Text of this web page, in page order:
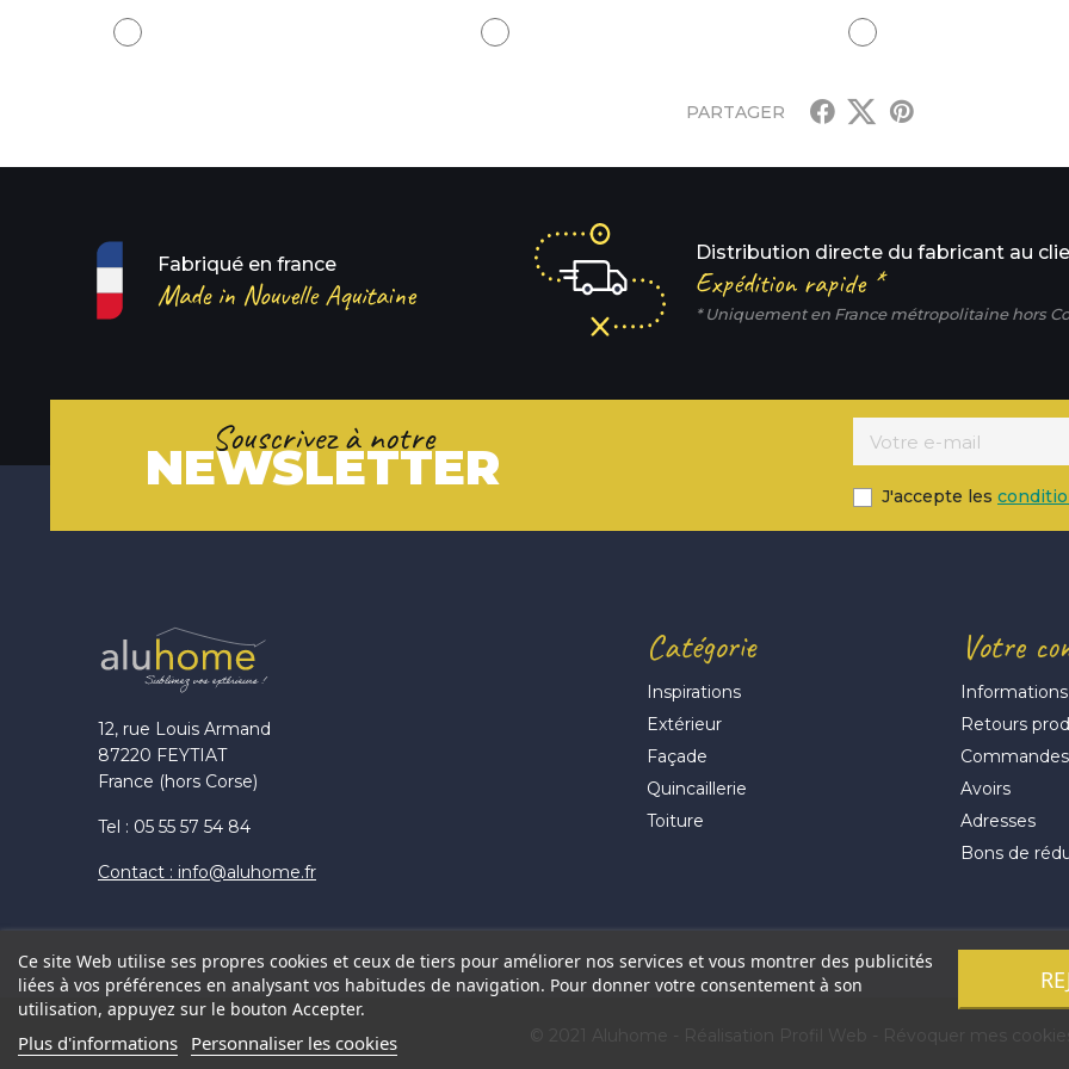
Blanc pur - RAL 9010 Blanc pur - RAL 9010 Blanc pur - RAL 9010
PARTAGER
Fabriqué en france
Made in Nouvelle Aquitaine
Distribution directe du fabricant au
Expédition rapide *
* Uniquement en France métropolitaine hors
Souscrivez à notre
NEWSLETTER
J'accepte les
12, rue Louis Armand
87220 FEYTIAT
France (hors Corse)
Tel : 05 55 57 54 84
Contact : info@aluhome.fr
Votre
Retours
Commandes
Avoirs
Adresses
Bons de
Catégorie
Inspirations
Extérieur
Façade
Quincaillerie
Toiture
Ce site Web utilise ses propres cookies et ceux de tiers pour améliorer nos services et vous montrer des publicités
liées à vos préférences en analysant vos habitudes de navigation. Pour donner votre consentement à son
utilisation, appuyez sur le bouton Accepter.
Plus d'informations Personnaliser les cookies